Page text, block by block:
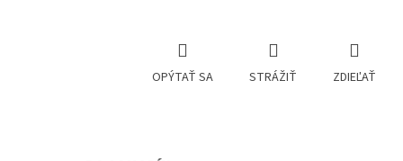
OPÝTAŤ SA STRÁŽIŤ ZDIEĽAŤ